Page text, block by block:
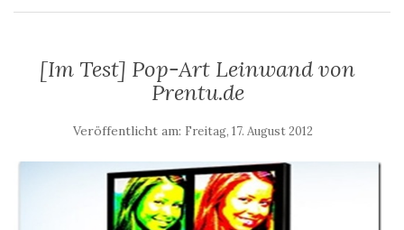
[Im Test] Pop-Art Leinwand von
Prentu.de
Veröffentlicht am: Freitag, 17. August 2012